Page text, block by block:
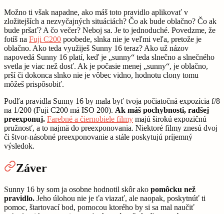
Možno ti však napadne, ako máš toto pravidlo aplikovať v
zložitejších a nezvyčajných situáciách? Čo ak bude oblačno? Čo ak
bude pršať? A čo večer? Neboj sa. Je to jednoduché. Povedzme, že
fotíš na Fuji C200 poobede, slnka nie je veľmi veľa, pretože je
oblačno. Ako teda využiješ Sunny 16 teraz? Ako už názov
napovedá Sunny 16 platí, keď je „sunny“ teda slnečno a slnečného
svetla je viac než dosť. Ak je počasie menej „sunny“, je oblačno,
prší či dokonca slnko nie je vôbec vidno, hodnotu clony tomu
môžeš prispôsobiť.
Podľa pravidla Sunny 16 by mala byť tvoja počiatočná expozícia f/8
na 1/200 (Fuji C200 má ISO 200). Ak máš pochybnosti, radšej
preexponuj. Farebné a čiernobiele filmy majú širokú expozičnú
pružnosť, a to najmä do preexponovania. Niektoré filmy znesú dvoj
či štvor-násobné preexponovanie a stále poskytujú príjemný
výsledok.
Záver
Sunny 16 by som ja osobne hodnotil skôr ako pomôcku než
pravidlo. Jeho úlohou nie je ťa viazať, ale naopak, poskytnúť ti
pomoc, štartovací bod, pomocou ktorého by si sa mal naučiť